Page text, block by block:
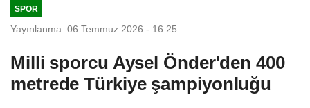
SPOR
Yayınlanma: 06 Temmuz 2026 - 16:25
Milli sporcu Aysel Önder'den 400
metrede Türkiye şampiyonluğu